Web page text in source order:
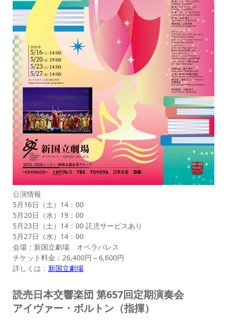
公演情報
5月16日（土）14：00
5月20日（水）19：00
5月23日（土）14：00 託児サービスあり
5月27日（水）14：00
会場：新国立劇場 オペラパレス
チケット料金：26,400円～6,600円
詳しくは： 新国立劇場
読売日本交響楽団 第657回定期演奏会
アイヴァー・ボルトン（指揮）